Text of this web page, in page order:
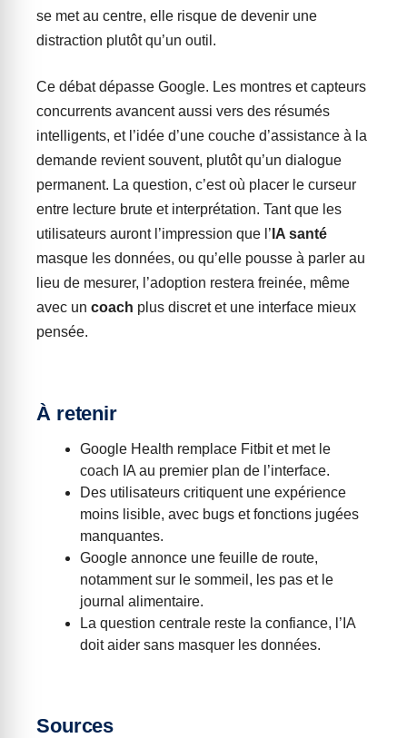
se met au centre, elle risque de devenir une
distraction plutôt qu’un outil.
Ce débat dépasse Google. Les montres et capteurs
concurrents avancent aussi vers des résumés
intelligents, et l’idée d’une couche d’assistance à la
demande revient souvent, plutôt qu’un dialogue
permanent. La question, c’est où placer le curseur
entre lecture brute et interprétation. Tant que les
utilisateurs auront l’impression que l’ IA santé
masque les données, ou qu’elle pousse à parler au
lieu de mesurer, l’adoption restera freinée, même
avec un coach plus discret et une interface mieux
pensée.
À retenir
Google Health remplace Fitbit et met le
coach IA au premier plan de l’interface.
Des utilisateurs critiquent une expérience
moins lisible, avec bugs et fonctions jugées
manquantes.
Google annonce une feuille de route,
notamment sur le sommeil, les pas et le
journal alimentaire.
La question centrale reste la confiance, l’IA
doit aider sans masquer les données.
Sources